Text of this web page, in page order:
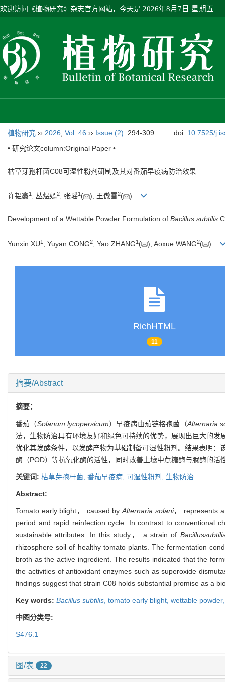
欢迎访问《植物研究》杂志官方网站，今天是 2026年8月7日 星期五
植物研究 ›› 2026 Vol. 46 ›› Issue (2): 294-309. doi: 10.7525/
• 研究论文column:Original Paper •
枯草芽孢杆菌C08可湿性粉剂研制及其对番茄早疫病防治效果
许韫鑫1 , 丛煜嫣2, 张瑶1 ( ), 王傲雪2( )
Development of a Wettable Powder Formulation of Bacillus subtilis
Yunxin XU1 , Yuyan CONG2 , Yao ZHANG1 ( ), Aoxue WANG2( )
RichHTML
11
摘要/Abstract
摘要：
番茄（Solanum lycopersicum）早疫病由茄链格孢菌（Alternaria
法，生物防治具有环境友好和绿色可持续的优势，展现出巨大的
优化其发酵条件，以发酵产物为基础制备可湿性粉剂。结果表明
酶（POD）等抗氧化酶的活性，同时改善土壤中蔗糖酶与脲酶的
关键词: 枯草芽孢杆菌, 番茄早疫病, 可湿性粉剂, 生物防治
Abstract:
Tomato early blight， caused byAlternaria solani， represents
period and rapid reinfection cycle. In contrast to conventional
sustainable attributes. In this study， a strain of Bacillus
rhizosphere soil of healthy tomato plants. The fermentation
broth as the active ingredient. The results indicated that the
the activities of antioxidant enzymes such as superoxide
findings suggest that strain C08 holds substantial promise as a
Key words: Bacillus subtilis tomato early blight, wettable
中图分类号:
S476.1
图/表 22